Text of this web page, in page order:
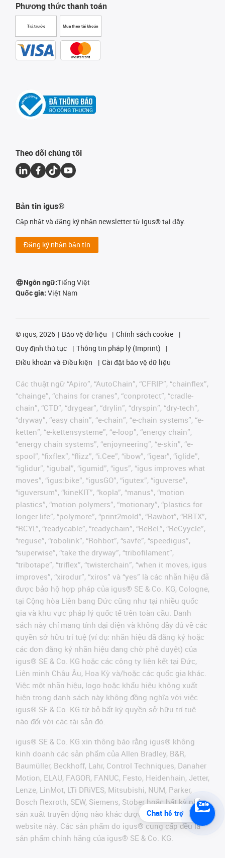
Phương thức thanh toán
Trả trước Mua theo tài khoản
Theo dõi chúng tôi
Bản tin igus®
Cập nhật và đăng ký nhận newsletter từ igus® tại đây.
Đăng ký nhận bản tin
Ngôn ngữ:Tiếng Việt
Quốc gia: Việt Nam
© igus, 2026 Bảo vệ dữ liệu
Chính sách cookie
Quy định thủ tục
Thông tin pháp lý (Imprint)
Điều khoản và Điều kiện
Cài đặt bảo vệ dữ liệu
Các thuật ngữ “Apiro”, “AutoChain”, “CFRIP”, “chainflex”,
“chainge”, “chains for cranes”, “conprotect”, “cradle-
chain”, “CTD”, “drygear”, “drylin”, “dryspin”, “dry-tech”,
“dryway”, “easy chain”, “e-chain”, “e-chain systems”, “e-
ketten”, “e-kettensysteme”, “e-loop”, “energy chain”,
“energy chain systems”, “enjoyneering”, “e-skin”, “e-
spool”, “fixflex”, “flizz”, “i.Cee”, “ibow”, “igear”, “iglide”,
“iglidur”, “igubal”, “igumid”, “igus”, “igus improves what
moves”, “igus:bike”, “igusGO”, “igutex”, “iguverse”,
“iguversum”, “kineKIT”, “kopla”, “manus”, “motion
plastics”, “motion polymers”, “motionary”, “plastics for
longer life”, “polymore”, “print2mold”, “Rawbot”, “RBTX”,
“RCYL”, “readycable”, “readychain”, “ReBeL”, “ReCyycle”,
“reguse”, “robolink”, “Rohbot”, “savfe”, “speedigus”,
“superwise”, “take the dryway”, “tribofilament”,
“tribotape”, “triflex”, “twisterchain”, “when it moves, igus
improves”, “xirodur”, “xiros” và “yes” là các nhãn hiệu đã
được bảo hộ hợp pháp của igus® SE & Co. KG, Cologne,
tại Cộng hòa Liên bang Đức cũng như tại nhiều quốc
gia và khu vực pháp lý quốc tế trên toàn cầu. Danh
sách này chỉ mang tính đại diện và không đầy đủ về các
quyền sở hữu trí tuệ (ví dụ: nhãn hiệu đã đăng ký hoặc
các đơn đăng ký nhãn hiệu đang chờ phê duyệt) của
igus® SE & Co. KG hoặc các công ty liên kết tại Đức,
Liên minh Châu Âu, Hoa Kỳ và/hoặc các quốc gia khác.
Việc một nhãn hiệu, logo hoặc khẩu hiệu không xuất
hiện trong danh sách này không đồng nghĩa với việc
igus® SE & Co. KG từ bỏ bất kỳ quyền sở hữu trí tuệ
nào đối với các tài sản đó.
igus® SE & Co. KG xin thông báo rằng igus® không
kinh doanh các sản phẩm của Allen Bradley, B&R,
Baumüller, Beckhoff, Lahr, Control Techniques, Danaher
Motion, ELAU, FAGOR, FANUC, Festo, Heidenhain, Jetter,
Lenze, LinMot, LTi DRiVES, Mitsubishi, NUM, Parker,
Bosch Rexroth, SEW, Siemens, Stöber hoặc bất kỳ nhà
sản xuất truyền động nào khác được đề cập trên
website này. Các sản phẩm do igus® cung cấp đều là
sản phẩm chính hãng của igus® SE & Co. KG.
Chat hỗ trợ